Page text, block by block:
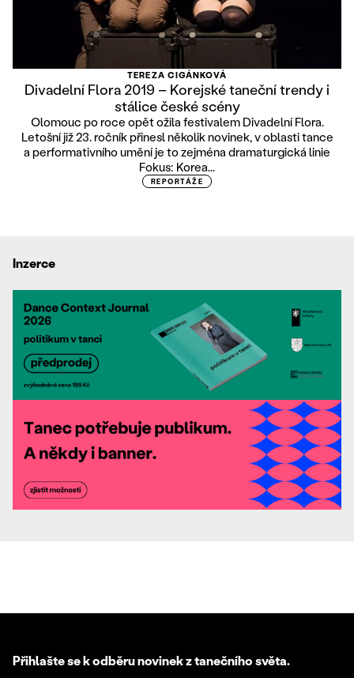
TEREZA CIGÁNKOVÁ
Divadelní Flora 2019 – Korejské taneční trendy i
stálice české scény
Olomouc po roce opět ožila festivalem Divadelní Flora.
Letošní již 23. ročník přinesl několik novinek, v oblasti tance
a performativního umění je to zejména dramaturgická linie
Fokus: Korea...
REPORTÁŽE
Inzerce
Přihlašte se k odběru novinek z tanečního světa.